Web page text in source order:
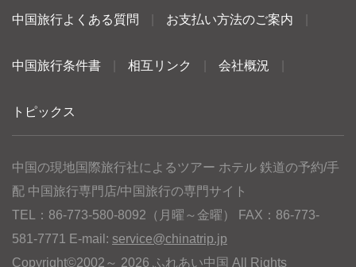
中国旅行よくある質問 お支払い方法のご案内
中国旅行条件書 相互リンク 会社概況
トピックス
中国の現地国際旅行社によるツアー ホテル 鉄道の予約/手
配 中国旅行専門店/中国旅行の専門サイト
TEL：86-773-580-8092（月曜～金曜） FAX：86-773-
581-7771 E-mail: service@chinatrip.jp
Copyright©2002～ 2026 ふれあい中国 All Rights